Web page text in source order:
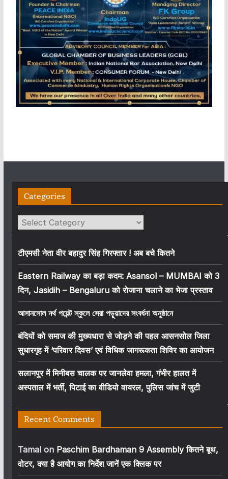
Categories
Categories
टीएमसी नेता वीर बहादुर सिंह गिरफ्तार ! अब बचे कितने
Eastern Railway का बड़ा कदम: Asansol – MUMBAI को 3
दिन, Jasidih – Bengaluru को रोजाना चलाने का भेजा प्रस्ताव
আসানসোল নর্থ পয়েন্ট স্কুলে সেরা পড়ুয়াদের সংবর্ধনা অনুষ্ঠানে
बंदियों को समाज की मुख्यधारा से जोड़ने की पहल आसनसोल जिला
सुधारगृह में ‘परिवार दिवस’ एवं विधिक जागरूकता शिविर का आयोजन
सलानपुर में मिनीबस चालक पर जानलेवा हमला, गंभीर हालत में
अस्पताल में भर्ती, पिटाई का वीडियो वायरल, पुलिस जांच में जुटी
Recent Comments
Tamalon Paschim Bardhaman 9 Assembly कितने बूथ,
वोटर, क्या है आयोग का निर्देश जानें एक क्लिक पर